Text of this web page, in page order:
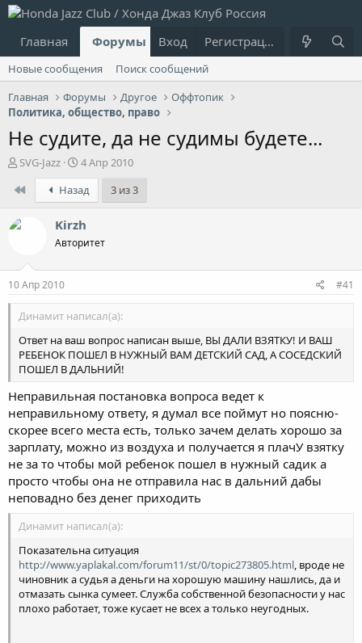
Главная Форумы Что нового?
Вход Регистрация
Новые сообщения
Поиск сообщений
Главная
Форумы Другое
Оффтопик
Политика, общество, право
Не судите, да не судимы будете...
А
т
р
т
ы
SVG-Jazz
Д
а
т
а
н
а
ч
4 Апр 2010
Назад 3 из 3
Kirzh
Авторитет
10 Апр 2010 #41
Динамит написал(а):
Ответ на ваш вопрос написан выше, ВЫ ДАЛИ ВЗЯТКУ! И ВАШ
РЕБЕНОК ПОШЕЛ В НУЖНЫЙ ВАМ ДЕТСКИЙ САД, А СОСЕДСКИЙ
ПОШЕЛ В ДАЛЬНИЙ!
Неправильная постановка вопроса ведет к
неправильному ответу, я думал все поймут но поясню-
скорее всего места есть, только зачем делать хорошо за
зарплату, можно из воздуха и получается я плачУ взятку
не за то чтобы мой ребенок пошел в нужный садик а
просто чтобы она не отправила нас в дальний дабы
неповадно без денег приходить
Динамит написал(а):
Показательна ситуация
http://www.yaplakal.com/forum11/st/0/topic273805.html , вроде не
чиновник а судья а деньги на хорошую машину нашлись, да и
отмазать сынка сумеет. Служба собственной безопасности у нас
плохо работает, тоже кусает не всех а только неугодных.